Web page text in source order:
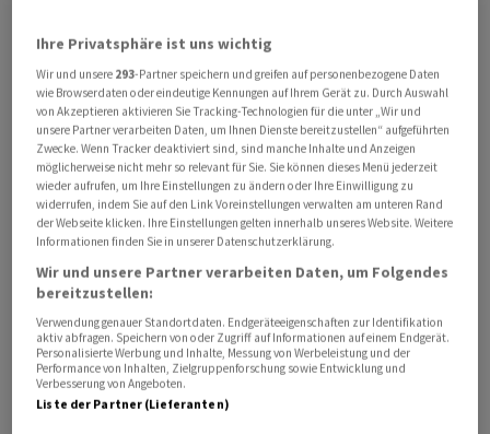
Damit wollten die USA die Energiemärkte beruhigen.
Wegen der seit Kriegsbeginn faktisch kaum möglichen
Durchfahrt von Tankern durch die für den Ölhandel
wichtigen Strasse von Hormus vor der Küste Irans waren
die Preise weltweit nach oben geschossen.
Bessent: Verhandlungen mit Iran «produktiv»
US-Finanzminister Scott Bessent bezeichnete die
jüngsten Verhandlungen mit dem Iran in der Schweiz als
Schifffahrt durch die Strasse von Hormus zu
gewährleisten und Inspektoren der Internationalen
Atomenergiebehörde (IAEA) ins Land zu lassen. Die neue
Ihre Privatsphäre ist uns wichtig
Wir und unsere 293-Partner speichern und greifen auf personenbezogene Daten
wie Browserdaten oder eindeutige Kennungen auf Ihrem Gerät zu. Durch Auswahl
von Akzeptieren aktivieren Sie Tracking-Technologien für die unter „Wir und
unsere Partner verarbeiten Daten, um Ihnen Dienste bereitzustellen“ aufgeführten
Zwecke. Wenn Tracker deaktiviert sind, sind manche Inhalte und Anzeigen
möglicherweise nicht mehr so relevant für Sie. Sie können dieses Menü jederzeit
wieder aufrufen, um Ihre Einstellungen zu ändern oder Ihre Einwilligung zu
widerrufen, indem Sie auf den Link Voreinstellungen verwalten am unteren Rand
der Webseite klicken. Ihre Einstellungen gelten innerhalb unseres Website. Weitere
Informationen finden Sie in unserer Datenschutzerklärung.
Wir und unsere Partner verarbeiten Daten, um Folgendes
bereitzustellen:
Verwendung genauer Standortdaten. Endgeräteeigenschaften zur Identifikation
aktiv abfragen. Speichern von oder Zugriff auf Informationen auf einem Endgerät.
Personalisierte Werbung und Inhalte, Messung von Werbeleistung und der
Performance von Inhalten, Zielgruppenforschung sowie Entwicklung und
Verbesserung von Angeboten.
Liste der Partner (Lieferanten)